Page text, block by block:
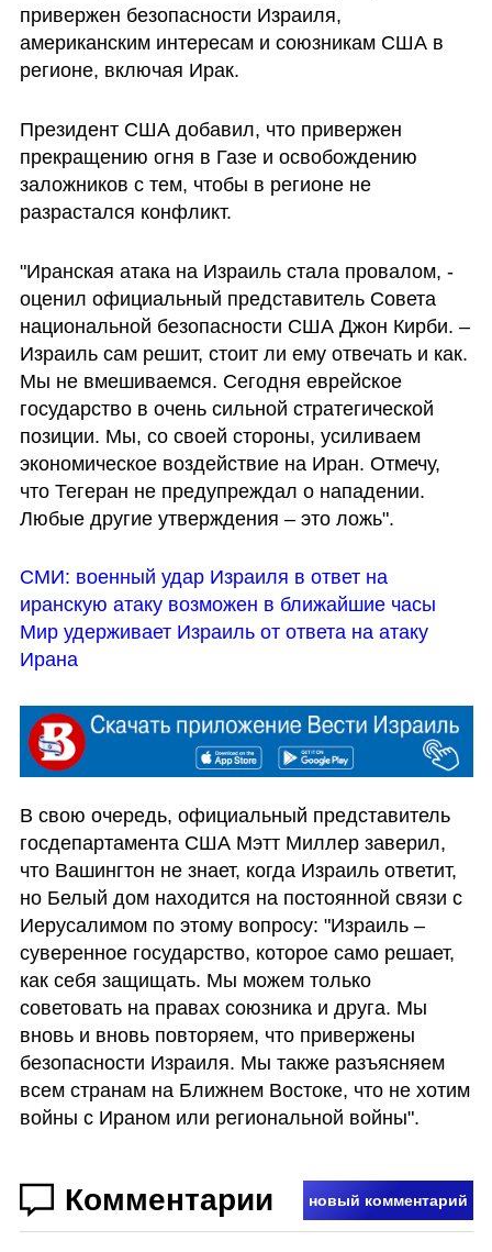
привержен безопасности Израиля,
американским интересам и союзникам США в
регионе, включая Ирак.
Президент США добавил, что привержен
прекращению огня в Газе и освобождению
заложников с тем, чтобы в регионе не
разрастался конфликт.
"Иранская атака на Израиль стала провалом, -
оценил официальный представитель Совета
национальной безопасности США Джон Кирби. –
Израиль сам решит, стоит ли ему отвечать и как.
Мы не вмешиваемся. Сегодня еврейское
государство в очень сильной стратегической
позиции. Мы, со своей стороны, усиливаем
экономическое воздействие на Иран. Отмечу,
что Тегеран не предупреждал о нападении.
Любые другие утверждения – это ложь".
СМИ: военный удар Израиля в ответ на
иранскую атаку возможен в ближайшие часы
Мир удерживает Израиль от ответа на атаку
Ирана
В свою очередь, официальный представитель
госдепартамента США Мэтт Миллер заверил,
что Вашингтон не знает, когда Израиль ответит,
но Белый дом находится на постоянной связи с
Иерусалимом по этому вопросу: "Израиль –
суверенное государство, которое само решает,
как себя защищать. Мы можем только
советовать на правах союзника и друга. Мы
вновь и вновь повторяем, что привержены
безопасности Израиля. Мы также разъясняем
всем странам на Ближнем Востоке, что не хотим
войны с Ираном или региональной войны".
Комментарии новый комментарий